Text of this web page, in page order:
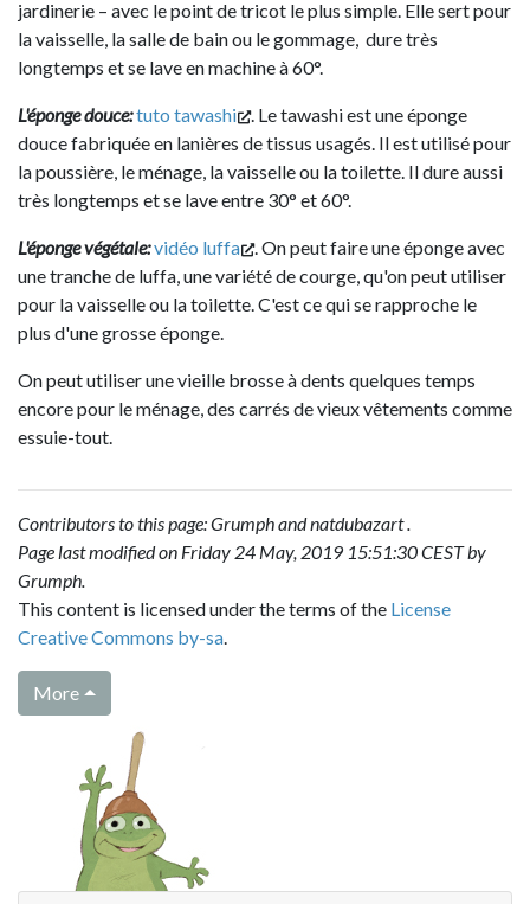
jardinerie – avec le point de tricot le plus simple. Elle sert pour
la vaisselle, la salle de bain ou le gommage, dure très
longtemps et se lave en machine à 60°.
L'éponge douce:tuto tawashi
. Le tawashi est une éponge
douce fabriquée en lanières de tissus usagés. Il est utilisé pour
la poussière, le ménage, la vaisselle ou la toilette. Il dure aussi
très longtemps et se lave entre 30° et 60°.
L'éponge végétale:vidéo luffa
. On peut faire une éponge avec
une tranche de luffa, une variété de courge, qu'on peut utiliser
pour la vaisselle ou la toilette. C'est ce qui se rapproche le
plus d'une grosse éponge.
On peut utiliser une vieille brosse à dents quelques temps
encore pour le ménage, des carrés de vieux vêtements comme
essuie-tout.
Contributors to this page:Grumphandnatdubazart.
Page last modified on Friday 24 May, 2019 15:51:30 CEST by
Grumph
This content is licensed under the terms of the License
Creative Commons by-sa
More